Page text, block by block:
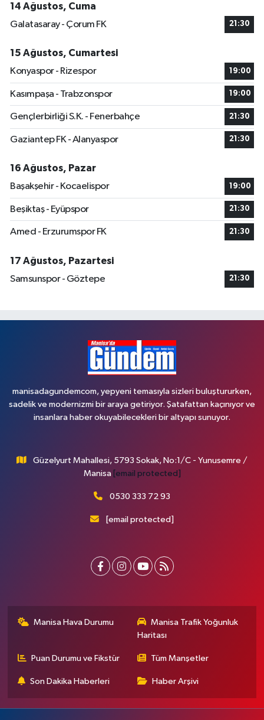
14 Ağustos, Cuma
Galatasaray - Çorum FK
21:30
15 Ağustos, Cumartesi
Konyaspor - Rizespor
19:00
Kasımpaşa - Trabzonspor 19:00
Gençlerbirliği S.K. - Fenerbahçe 21:30
Gaziantep FK - Alanyaspor 21:30
16 Ağustos, Pazar
Başakşehir - Kocaelispor
19:00
Beşiktaş - Eyüpspor 21:30
Amed - Erzurumspor FK 21:30
17 Ağustos, Pazartesi
Samsunspor - Göztepe
21:30
manisadagundemcom, yepyeni temasıyla sizleri buluştururken,
sadelik ve modernizmi bir araya getiriyor. Şatafattan kaçınıyor ve
insanlara haber okuyabilecekleri bir altyapı sunuyor.
Güzelyurt Mahallesi, 5793 Sokak, No:1/C - Yunusemre /
Manisa [email protected]
0530 333 72 93
[email protected]
Manisa Hava Durumu
Manisa Trafik Yoğunluk
Haritası
Puan Durumu ve Fikstür Tüm Manşetler
Son Dakika Haberleri Haber Arşivi